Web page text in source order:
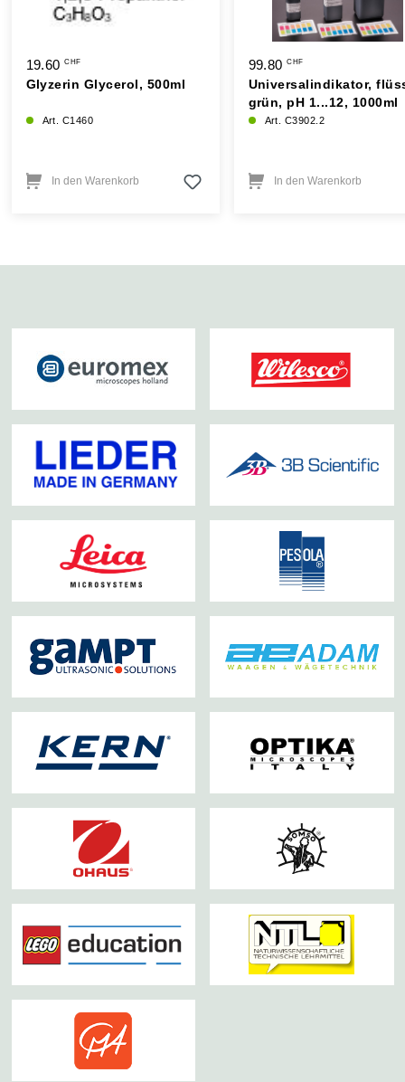
19.60CHF
Glyzerin Glycerol, 500ml
Art. C1460
In den Warenkorb
99.80CHF
Universalindikator,
grün, pH 1...12, 1000ml
Art. C3902.2
In den Warenkorb